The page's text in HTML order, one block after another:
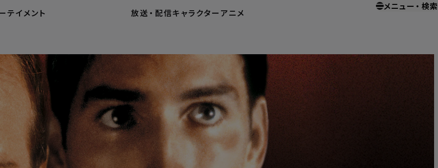
テイメント 放送 ・ 配信キャラクター アニメ
メニュー ・ 検索
ホーム